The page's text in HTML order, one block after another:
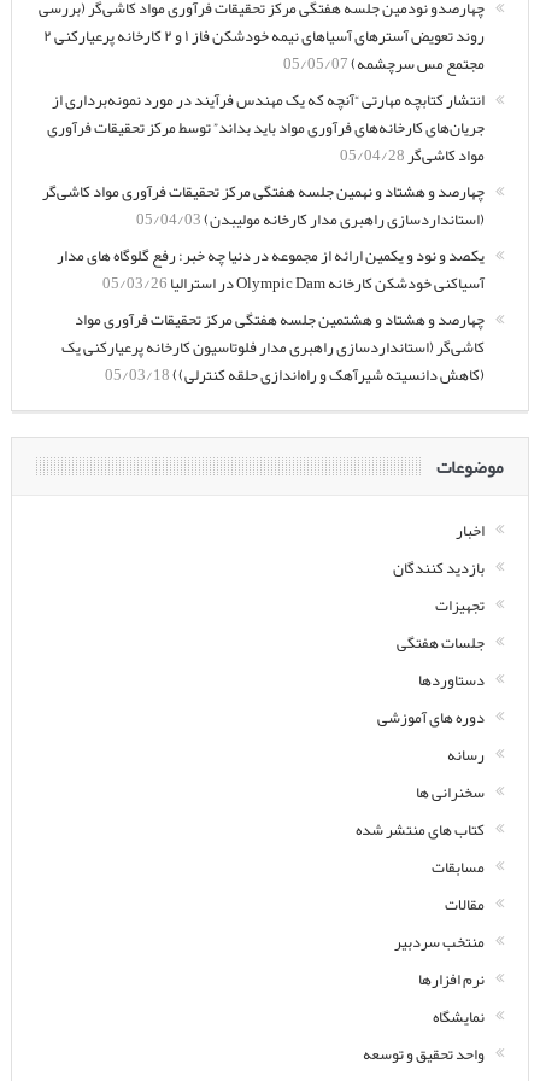
چهارصدو نودمین جلسه هفتگی مرکز تحقیقات فرآوری مواد کاشی‌گر (بررسی
روند تعویض آسترهای آسیاهای نیمه خودشکن فاز ۱ و ۲ کارخانه پرعیارکنی ۲
مجتمع مس سرچشمه)05/05/07
انتشار کتابچه مهارتی “آنچه که یک مهندس فرآیند در مورد نمونه‌برداری از
جریان‌های کارخانه‌های فرآوری مواد باید بداند” توسط مرکز تحقیقات فرآوری
مواد کاشی‌گر05/04/28
چهارصد و هشتاد و نهمین جلسه هفتگی مرکز تحقیقات فرآوری مواد کاشی‌گر
(استانداردسازی راهبری مدار کارخانه مولیبدن)05/04/03
یکصد و نود و یکمین ارائه از مجموعه در دنیا چه خبر: رفع گلوگاه های مدار
آسیاکنی خودشکن کارخانه Olympic Dam در استرالیا
05/03/26
چهارصد و هشتاد و هشتمین جلسه هفتگی مرکز تحقیقات فرآوری مواد
کاشی‌گر (استانداردسازی راهبری مدار فلوتاسیون کارخانه پرعیارکنی یک
(کاهش دانسیته شیرآهک و راه‌اندازی حلقه کنترلی))05/03/18
موضوعات
اخبار
بازدید کنندگان
تجهیزات
جلسات هفتگی
دستاوردها
دوره های آموزشی
رسانه
سخنرانی ها
کتاب های منتشر شده
مسابقات
مقالات
منتخب سردبیر
نرم افزارها
نمایشگاه
واحد تحقیق و توسعه